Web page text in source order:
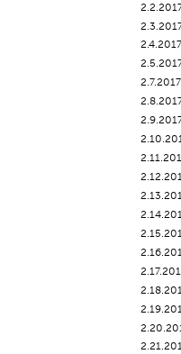
2.4.2017
2.7.2017